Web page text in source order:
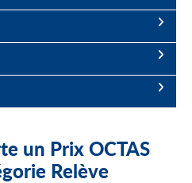
un Prix OCTAS
Relève